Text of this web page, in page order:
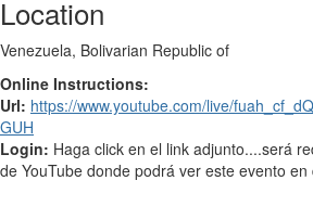
Location
Venezuela, Bolivarian Republic of
Online Instructions:
Url: https://www.youtube.com/live/
GUH
Login: Haga click en el link adjunto....será
de YouTube donde podrá ver este evento en